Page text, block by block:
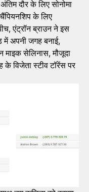
दौर के लिए सोनोमा
के लिए
एंट्रॉन ब्राउन ने इस
में अपनी जगह बनाई,
माइक सेलिनास, मौजूदा
के विजेता स्टीव टॉरेंस पर